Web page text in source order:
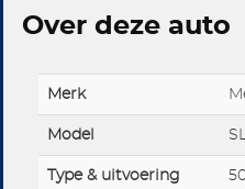
Over deze auto
Merk
Model
Type & uitvoering